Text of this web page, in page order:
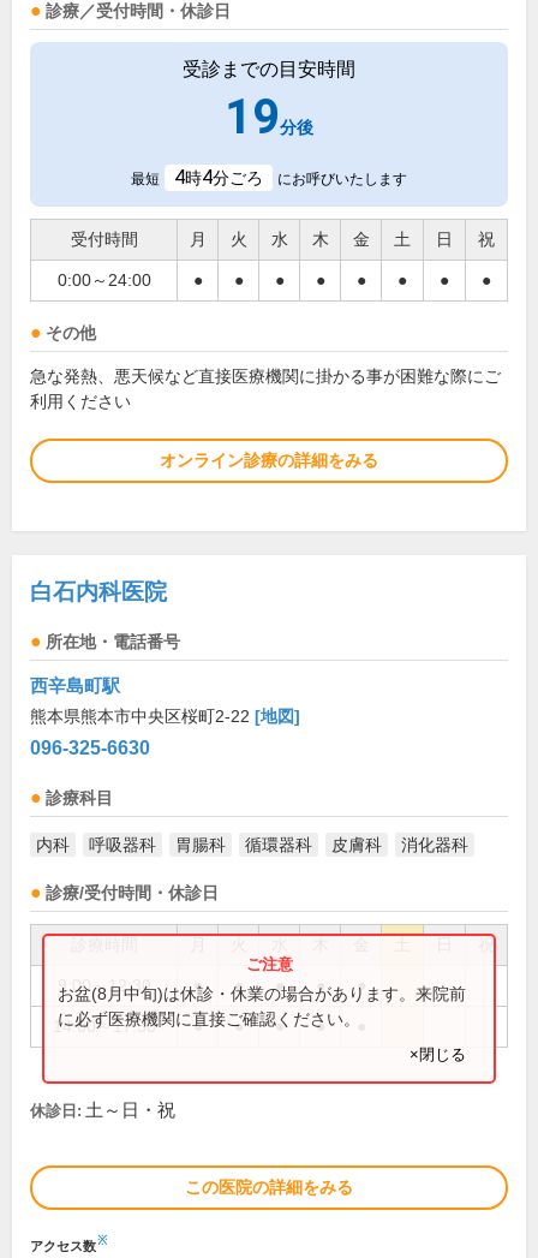
診療／受付時間・休診日
受診までの目安時間
19分後
最短 4時4分ごろ にお呼びいたします
受付時間 月 火 水 木 金 土 日 祝
0:00～24:00 ● ● ● ● ● ● ● ●
その他
急な発熱、悪天候など直接医療機関に掛かる事が困難な際にご
利用ください
オンライン診療の詳細をみる
白石内科医院
所在地・電話番号
西辛島町駅
熊本県熊本市中央区桜町2-22 [地図]
096-325-6630
診療科目
内科 呼吸器科 胃腸科 循環器科 皮膚科 消化器科
診療/受付時間・休診日
祝
9:00～12:30 ● ● ● ● ●
14:00～17:30 ● ● ● ●
お盆(8月中旬)は休診・休業の場合があります。来院前
に必ず医療機関に直接ご確認ください。
×閉じる
休診日: 土～日・祝
この医院の詳細をみる
アクセス数※